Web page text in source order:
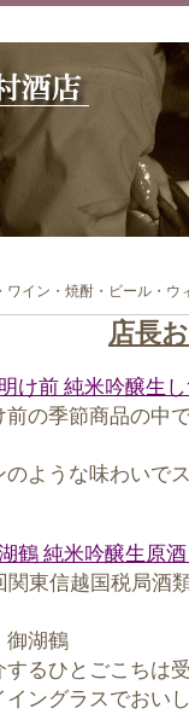
ワイン・焼酎・ビール・
店長
け前 純米吟醸生
前の季節商品の中
のような味わいで
鶴 純米吟醸生原
関東信越国税局酒
御湖鶴
するひとごこちは
イングラスでおい